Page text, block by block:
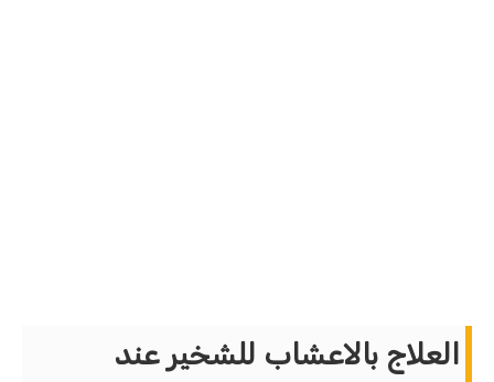
العلاج بالاعشاب للشخير عند